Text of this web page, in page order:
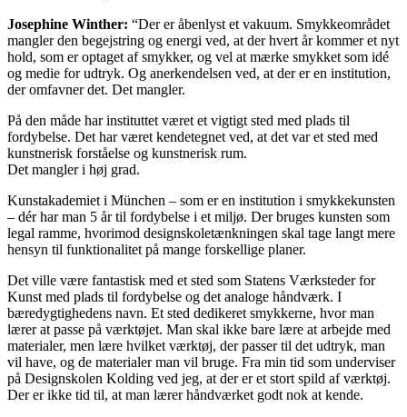
Josephine Winther: “Der er åbenlyst et vakuum. Smykkeområdet
mangler den begejstring og energi ved, at der hvert år kommer et nyt
hold, som er optaget af smykker, og vel at mærke smykket som idé
og medie for udtryk. Og anerkendelsen ved, at der er en institution,
der omfavner det. Det mangler.
På den måde har instituttet været et vigtigt sted med plads til
fordybelse. Det har været kendetegnet ved, at det var et sted med
kunstnerisk forståelse og kunstnerisk rum.
Det mangler i høj grad.
Kunstakademiet i München – som er en institution i smykkekunsten
– dér har man 5 år til fordybelse i et miljø. Der bruges kunsten som
legal ramme, hvorimod designskoletænkningen skal tage langt mere
hensyn til funktionalitet på mange forskellige planer.
Det ville være fantastisk med et sted som Statens Værksteder for
Kunst med plads til fordybelse og det analoge håndværk. I
bæredygtighedens navn. Et sted dedikeret smykkerne, hvor man
lærer at passe på værktøjet. Man skal ikke bare lære at arbejde med
materialer, men lære hvilket værktøj, der passer til det udtryk, man
vil have, og de materialer man vil bruge. Fra min tid som underviser
på Designskolen Kolding ved jeg, at der er et stort spild af værktøj.
Der er ikke tid til, at man lærer håndværket godt nok at kende.